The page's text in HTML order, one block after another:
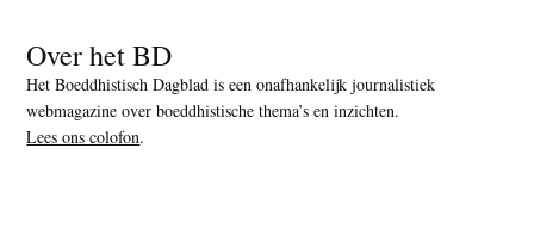
Over het BD
Het Boeddhistisch Dagblad is een onafhankelijk journalistiek
webmagazine over boeddhistische thema’s en inzichten.
Lees ons colofon.